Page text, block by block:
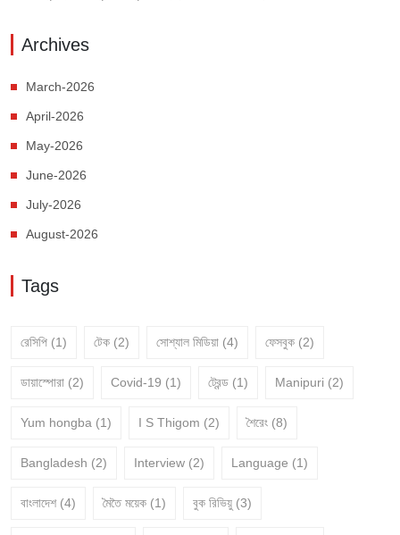
Archives
March-2026
April-2026
May-2026
June-2026
July-2026
August-2026
Tags
রেসিপি (1) টেক (2) সোশ্যাল মিডিয়া (4) ফেসবুক (2)
ডায়াস্পোরা (2) Covid-19 (1) ট্রেন্ড (1) Manipuri (2)
Yum hongba (1) I S Thigom (2) শৈরেং (8)
Bangladesh (2) Interview (2) Language (1)
বাংলাদেশ (4) মৈতৈ ময়েক (1) বুক রিভিয়ু (3)